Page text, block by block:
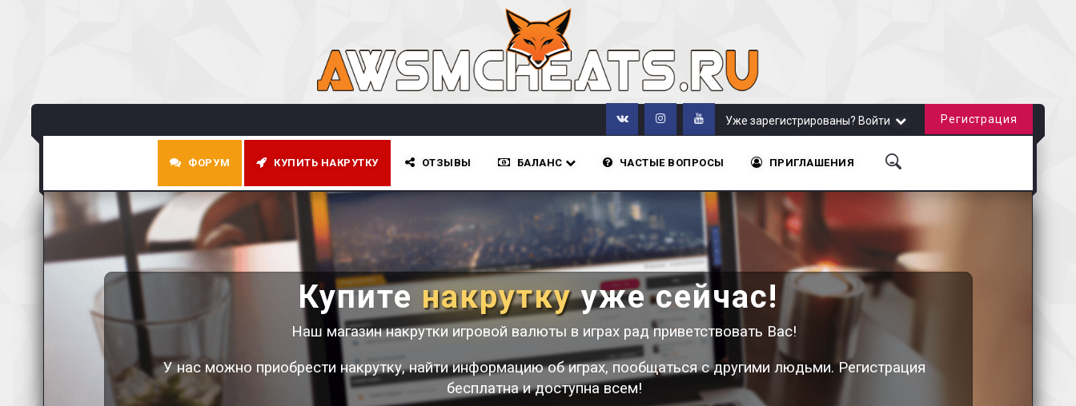
Уже зарегистрированы? Войти Регистрация
ФОРУМ КУПИТЬ НАКРУТКУ ОТЗЫВЫ БАЛАНС ЧАСТЫЕ ВОПРОСЫ ПРИГЛАШЕНИЯ
Купитенакруткууже сейчас!
Наш магазин накрутки игровой валюты в играх рад приветствовать Вас!
У нас можно приобрести накрутку, найти информацию об играх, пообщаться с другими людьми. Регистрация
бесплатна и доступна всем!